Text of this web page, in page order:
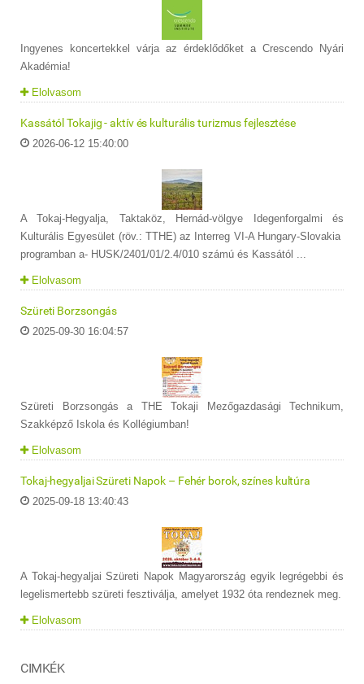
Ingyenes koncertekkel várja az érdeklődőket a Crescendo Nyári
Akadémia!
Elolvasom
Kassától Tokajig - aktív és kulturális turizmus fejlesztése
2026-06-12 15:40:00
A Tokaj-Hegyalja, Taktaköz, Hernád-völgye Idegenforgalmi és
Kulturális Egyesület (röv.: TTHE) az Interreg VI-A Hungary-Slovakia
programban a- HUSK/2401/01/2.4/010 számú és Kassától ...
Elolvasom
Szüreti Borzsongás
2025-09-30 16:04:57
Szüreti Borzsongás a THE Tokaji Mezőgazdasági Technikum,
Szakképző Iskola és Kollégiumban!
Elolvasom
Tokaj-hegyaljai Szüreti Napok – Fehér borok, színes kultúra
2025-09-18 13:40:43
A Tokaj-hegyaljai Szüreti Napok Magyarország egyik legrégebbi és
legelismertebb szüreti fesztiválja, amelyet 1932 óta rendeznek meg.
Elolvasom
CIMKÉK